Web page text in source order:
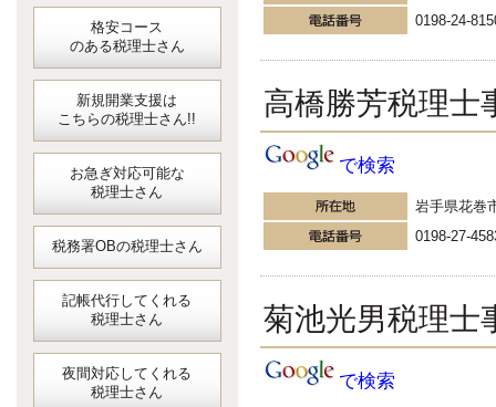
格安コース
のある税理士さん
新規開業支援は
こちらの税理士さん!!
お急ぎ対応可能な
税理士さん
税務署OBの税理士さん
記帳代行してくれる
税理士さん
夜間対応してくれる
税理士さん
0198-24-
高橋勝芳税理士
で検索
岩手県花巻
0198-27-
菊池光男税理士
で検索